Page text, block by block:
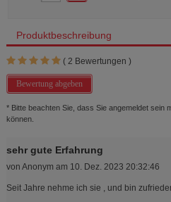
Produktbeschreibung
( 2 Bewertungen )
Bewertung abgeben
* Bitte beachten Sie, dass Sie angemeldet sein
können.
sehr gute Erfahrung
von Anonym am 10. Dez. 2023 20:32:46
Seit Jahre nehme ich sie , und bin